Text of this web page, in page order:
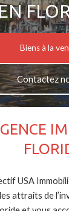
Biens à la
Contactez
USA
attraits de